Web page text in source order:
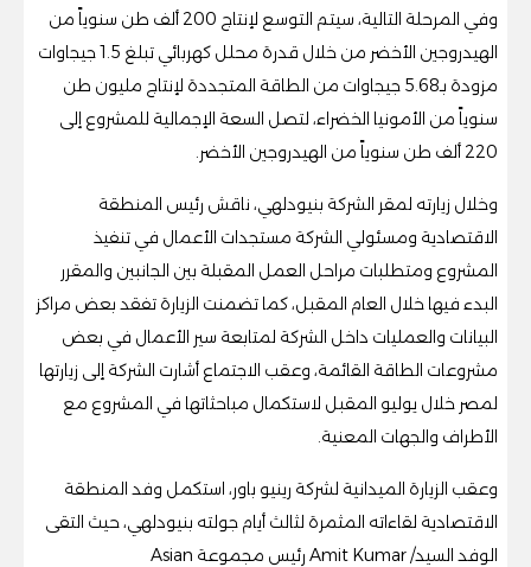
وفي المرحلة التالية، سيتم التوسع لإنتاج 200 ألف طن سنوياً من
الهيدروجين الأخضر من خلال قدرة محلل كهربائي تبلغ 1.5 جيجاوات
مزودة بـ5.68 جيجاوات من الطاقة المتجددة لإنتاج مليون طن
سنوياً من الأمونيا الخضراء، لتصل السعة الإجمالية للمشروع إلى
220 ألف طن سنوياً من الهيدروجين الأخضر.
وخلال زيارته لمقر الشركة بنيودلهي، ناقش رئيس المنطقة
الاقتصادية ومسئولي الشركة مستجدات الأعمال في تنفيذ
المشروع ومتطلبات مراحل العمل المقبلة بين الجانبين والمقرر
البدء فيها خلال العام المقبل، كما تضمنت الزيارة تفقد بعض مراكز
البيانات والعمليات داخل الشركة لمتابعة سير الأعمال في بعض
مشروعات الطاقة القائمة، وعقب الاجتماع أشارت الشركة إلى زيارتها
لمصر خلال يوليو المقبل لاستكمال مباحثاتها في المشروع مع
الأطراف والجهات المعنية.
وعقب الزيارة الميدانية لشركة رينيو باور، استكمل وفد المنطقة
الاقتصادية لقاءاته المثمرة لثالث أيام جولته بنيودلهي، حيث التقى
الوفد السيد/ Amit Kumar رئيس مجموعة Asian